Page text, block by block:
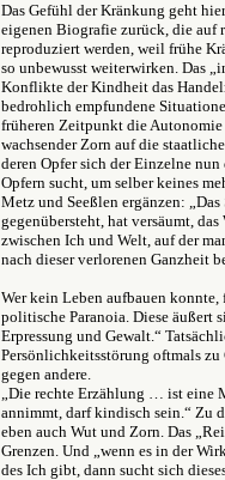
Das Gefühl der Kränkung geht
eigenen Biografie zurück, die auf
reproduziert werden, weil frühe
so unbewusst weiterwirken. Das
Konflikte der Kindheit das
bedrohlich empfundene
früheren Zeitpunkt die Autonomie
wachsender Zorn auf die
deren Opfer sich der Einzelne
Opfern sucht, um selber keines
Metz und Seeßlen ergänzen:
gegenübersteht, hat versäumt,
zwischen Ich und Welt, auf der
nach dieser verlorenen Ganzheit
Wer kein Leben aufbauen
politische Paranoia. Diese äußert
Erpressung und Gewalt.“
Persönlichkeitsstörung oftmals zu
gegen andere.
„Die rechte Erzählung … ist eine
annimmt, darf kindisch sein.“ Zu
eben auch Wut und Zorn. Das
Grenzen. Und „wenn es in der
des Ich gibt, dann sucht sich